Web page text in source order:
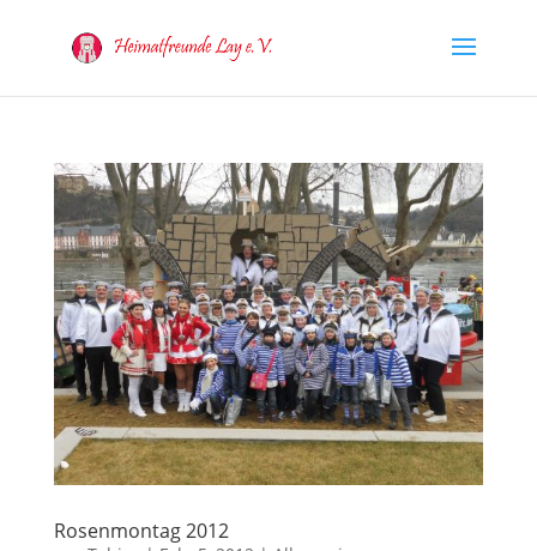
Rosenmontag 2012